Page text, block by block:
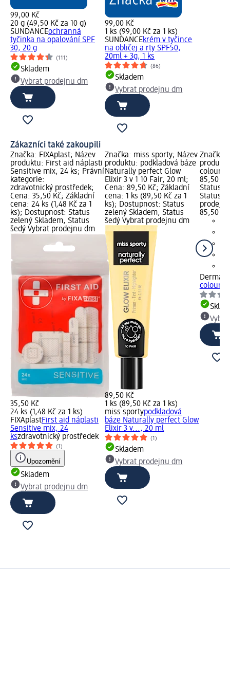
99,00 Kč
20 g (49,50 Kč za 10 g)
SUNDANCEochranná
tyčinka na opalování SPF
30, 20 g
(111)
Skladem
Vybrat prodejnu dm
99,00 Kč
1 ks (99,00 Kč za 1 ks)
SUNDANCEkrém v tyčince
na obličej a rty SPF50,
20ml + 3g, 1 ks
(86)
Skladem
Vybrat prodejnu dm
Zákazníci také zakoupili
Značka: FIXAplast; Název
produktu: First aid náplasti
Sensitive mix, 24 ks; Právní
kategorie:
zdravotnický prostředek;
Cena: 35,50 Kč; Základní
cena: 24 ks (1,48 Kč za 1
ks); Dostupnost: Status
zelený Skladem, Status
šedý Vybrat prodejnu dm
35,50 Kč
24 ks (1,48 Kč za 1 ks)
FIXAplastFirst aid náplasti
Sensitive mix, 24
kszdravotnický prostředek
(1)
Upozornění
Skladem
Vybrat prodejnu dm
Značka: miss sporty; Název
produktu: podkladová báze
Naturally perfect Glow
Elixir 3 v 1 10 Fair, 20 ml;
Cena: 89,50 Kč; Základní
cena: 1 ks (89,50 Kč za 1
ks); Dostupnost: Status
zelený Skladem, Status
šedý Vybrat prodejnu dm
89,50 Kč
1 ks (89,50 Kč za 1 ks)
miss sportypodkladová
báze Naturally perfect Glow
Elixir 3 v..., 20 ml
(1)
Skladem
Vybrat prodejnu dm
Značka:
colour 1
85,50
Status
Status
85,50 Kč
colour 1